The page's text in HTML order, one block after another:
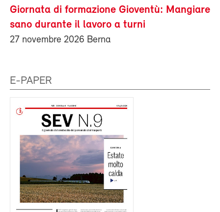
Giornata di formazione Gioventù: Mangiare
sano durante il lavoro a turni
27 novembre 2026 Berna
E-PAPER